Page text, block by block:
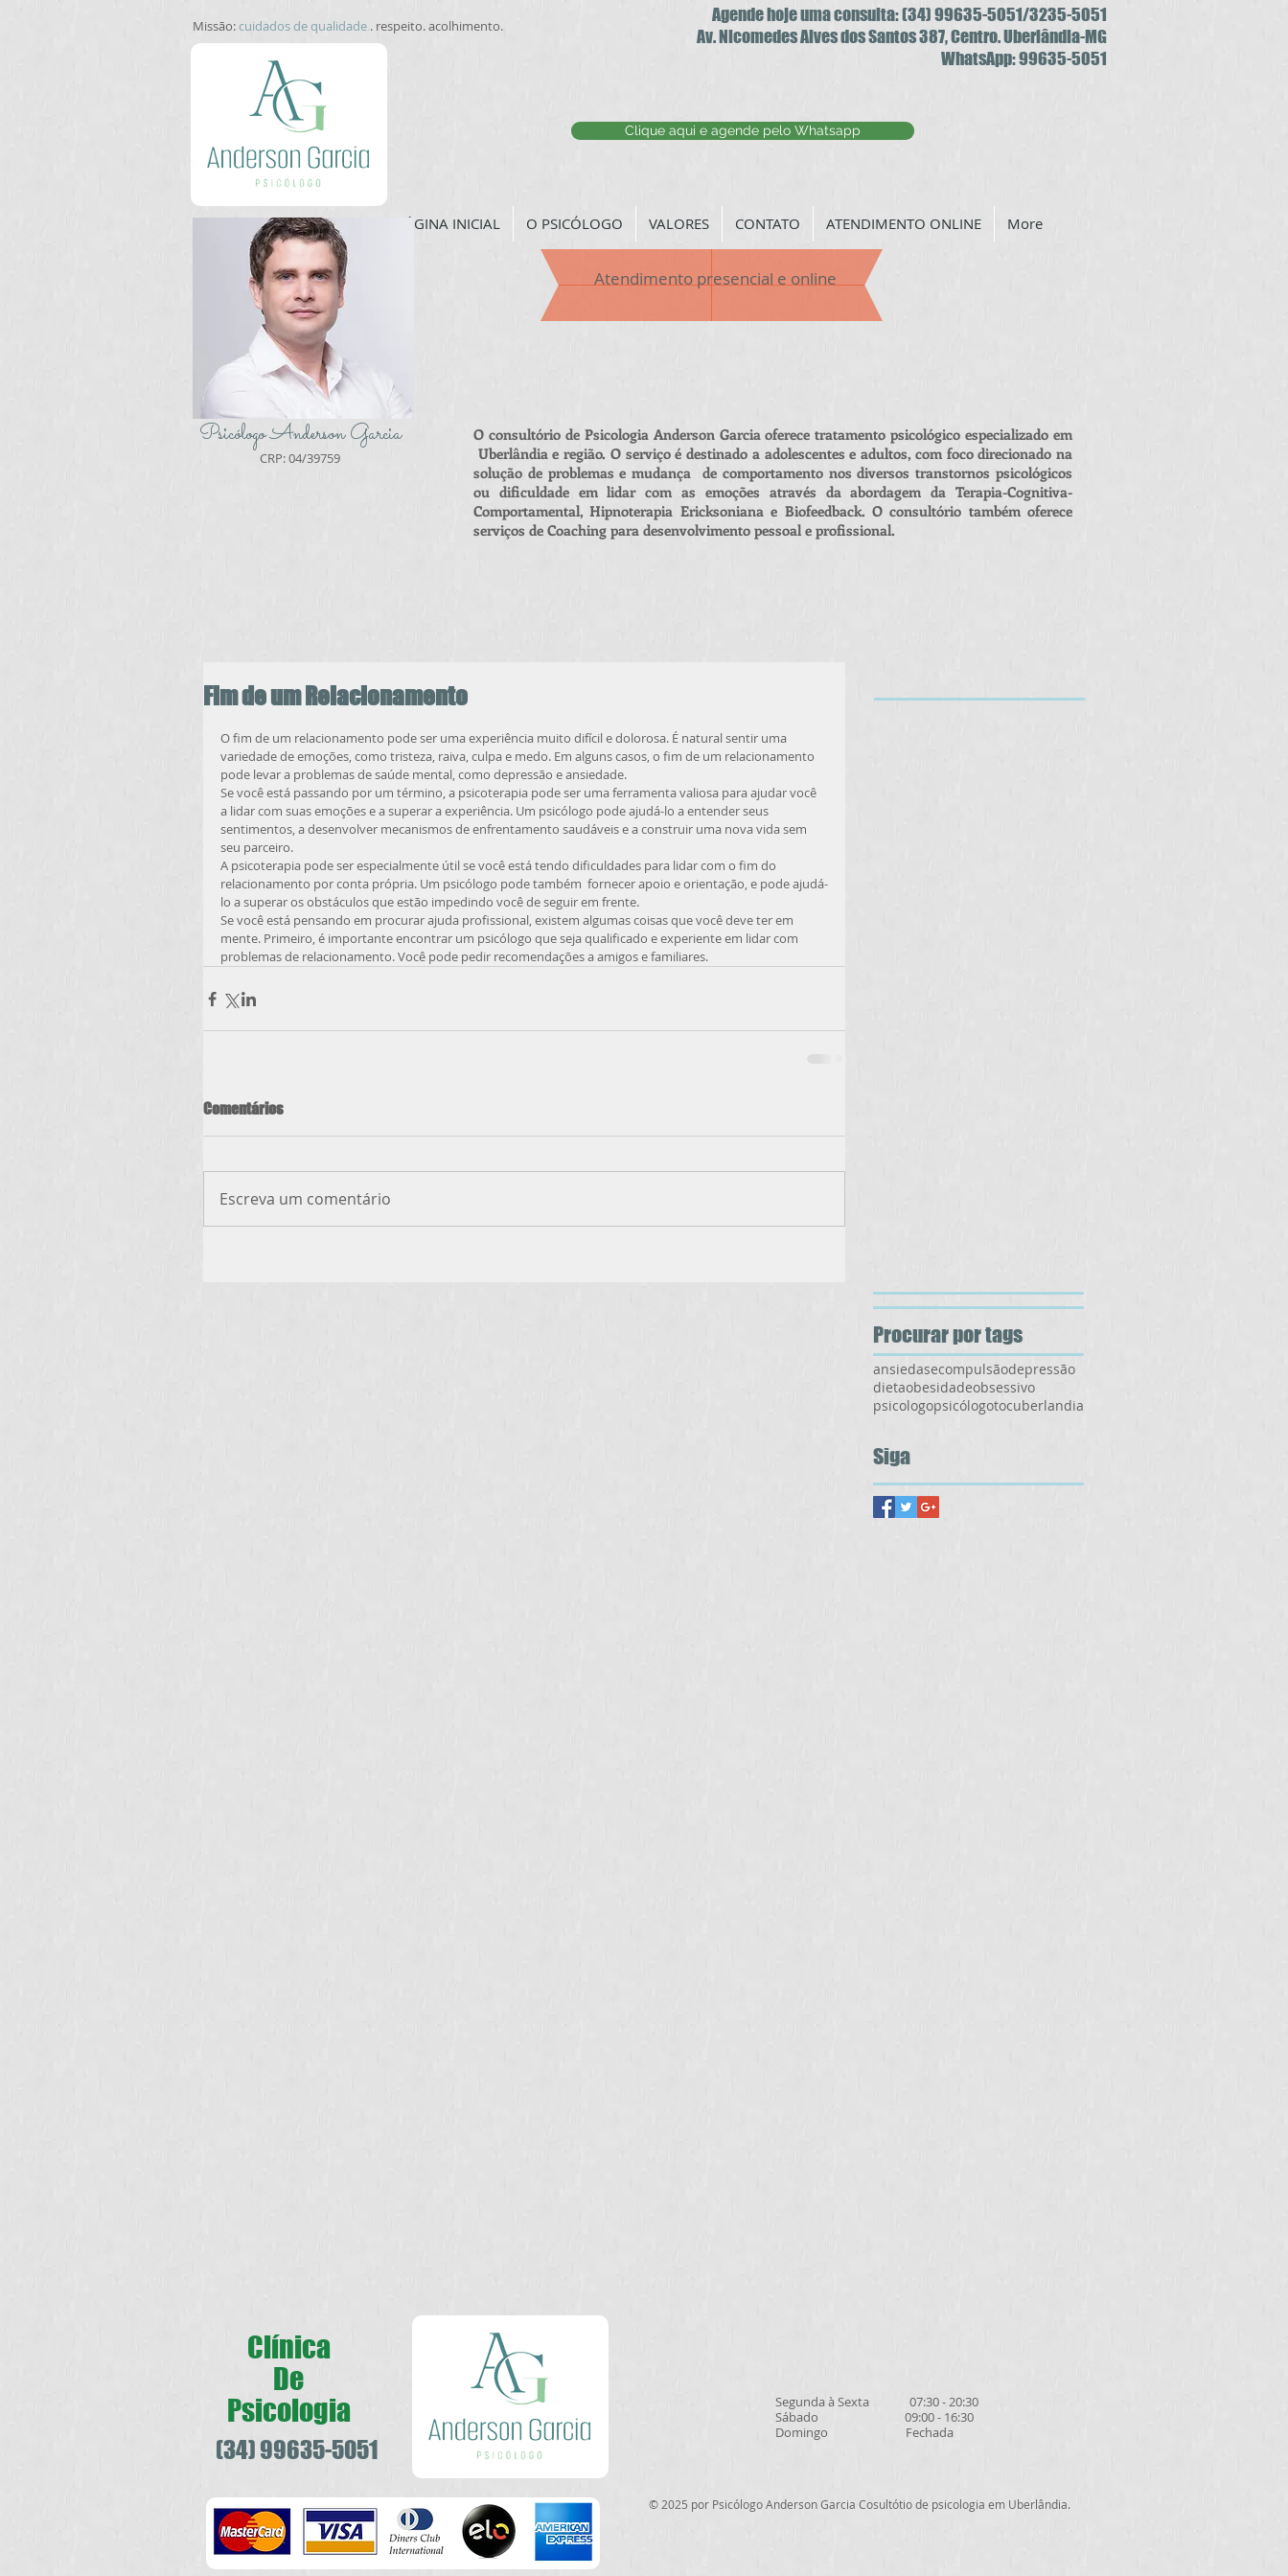
Agende hoje uma consulta: (34) 99635-5051/3235-5051
Av. Nicomedes Alves dos Santos 387, Centro. Uberlândia-MG
WhatsApp: 99635-5051
Clique aqui e agende pelo Whatsapp
Missão:cuidados de qualidade.. respeito. acolhimento.
PÁGINA INICIAL O PSICÓLOGO VALORES CONTATO ATENDIMENTO ONLINE More
Psicólogo Anderson Garcia
O consultório de Psicologia Anderson Garcia oferece tratamento psicológico especializado em
Uberlândia e região. O serviço é destinado a adolescentes e adultos, com foco direcionado na
solução de problemas e mudança de comportamento nos diversos transtornos psicológicos
ou dificuldade em lidar com as emoções através da abordagem da Terapia-Cognitiva-
Comportamental, Hipnoterapia Ericksoniana e Biofeedback. O consultório também oferece
serviços de Coaching para desenvolvimento pessoal e profissional.
Atendimento presencial e online
CRP: 04/39759
Fim de um Relacionamento
O fim de um relacionamento pode ser uma experiência muito difícil e dolorosa. É natural sentir uma
variedade de emoções, como tristeza, raiva, culpa e medo. Em alguns casos, o fim de um relacionamento
pode levar a problemas de saúde mental, como depressão e ansiedade.
Se você está passando por um término, a psicoterapia pode ser uma ferramenta valiosa para ajudar você
a lidar com suas emoções e a superar a experiência. Um psicólogo pode ajudá-lo a entender seus
sentimentos, a desenvolver mecanismos de enfrentamento saudáveis e a construir uma nova vida sem
seu parceiro.
A psicoterapia pode ser especialmente útil se você está tendo dificuldades para lidar com o fim do
relacionamento por conta própria. Um psicólogo pode também  fornecer apoio e orientação, e pode ajudá-
lo a superar os obstáculos que estão impedindo você de seguir em frente.
Se você está pensando em procurar ajuda profissional, existem algumas coisas que você deve ter em
mente. Primeiro, é importante encontrar um psicólogo que seja qualificado e experiente em lidar com
problemas de relacionamento. Você pode pedir recomendações a amigos e familiares.
Comentários
Escreva um comentário
Procurar por tags
ansiedasecompulsãodepressão
dietaobesidadeobsessivo
psicologopsicólogotocuberlandia
Siga
Clínica
De
Psicologia
(34) 99635-5051
Segunda à Sexta 07:30 - 20:30
Sábado 09:00 - 16:30
Domingo Fechada
© 2025 por Psicólogo Anderson Garcia Cosultótio de psicologia em Uberlândia.